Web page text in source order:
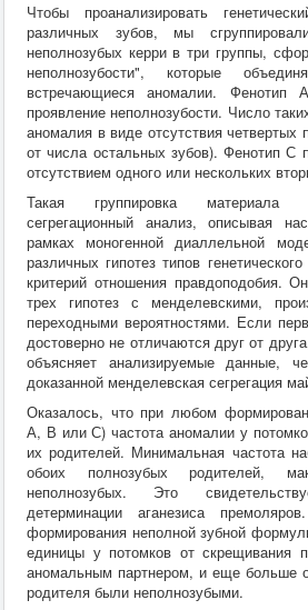
Чтобы проанализировать
различных зубов, мы
неполнозубых керри в три группы,
неполнозубости", которые
встречающиеся аномалии. Фенотип
проявление неполнозубости. Число
аномалия в виде отсутствия четвертых
от числа остальных зубов). Фенотип С
отсутствием одного или нескольких
Такая группировка материала
сегрегационный анализ, описывая
рамках моногенной диаллельной
различных гипотез типов
критерий отношения правдоподобия.
трех гипотез с менделевскими,
переходными вероятностями. Если
достоверно не отличаются друг от
объясняет анализируемые данные,
доказанной менделевская сегрегация
Оказалось, что при любом
А, В или С) частота аномалии у
их родителей. Минимальная частота
обоих полнозубых родителей,
неполнозубых. Это
детерминации аганезиса
формирования неполной зубной
единицы у потомков от скрещивания
аномальным партнером, и еще больше
родителя были неполнозубыми.